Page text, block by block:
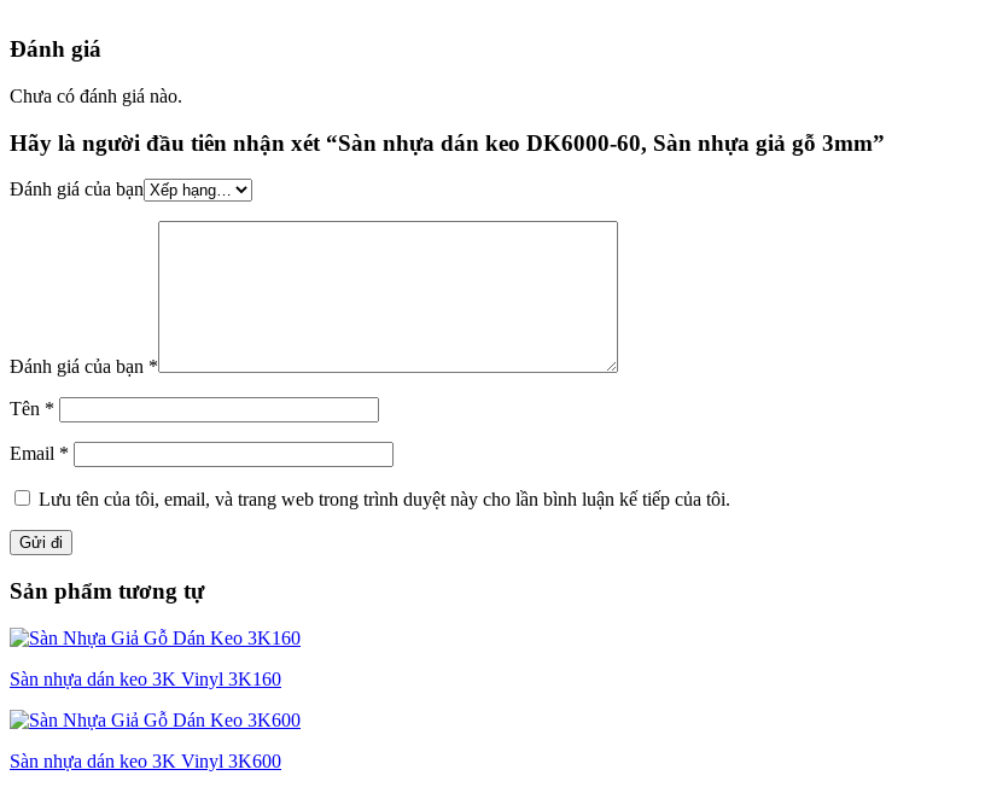
Đánh giá
Chưa có đánh giá nào.
Hãy là người đầu tiên nhận xét “Sàn nhựa dán keo DK6000-60, Sàn nhựa giả gỗ 3mm”
Đánh giá của bạn
Đánh giá của bạn *
Tên *
Email *
Lưu tên của tôi, email, và trang web trong trình duyệt này cho lần bình luận kế tiếp của tôi.
Sản phẩm tương tự
Sàn nhựa dán keo 3K Vinyl 3K160
Sàn nhựa dán keo 3K Vinyl 3K600